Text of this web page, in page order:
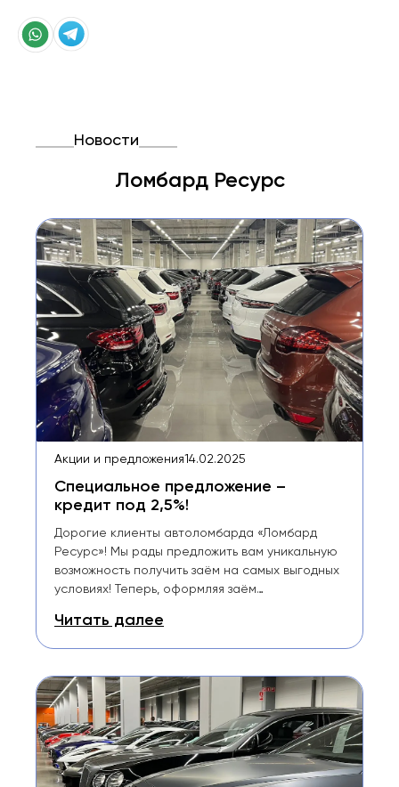
Новости
Ломбард Ресурс
Акции и предложения14.02.2025
Специальное предложение –
кредит под 2,5%!
Дорогие клиенты автоломбарда «Ломбард
Ресурс»! Мы рады предложить вам уникальную
возможность получить заём на самых выгодных
условиях! Теперь, оформляя заём…
Читать далее